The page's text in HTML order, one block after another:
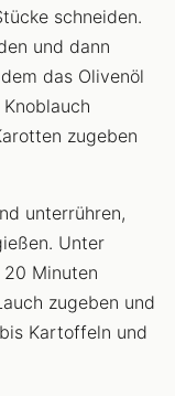
schneiden.
und dann
das Olivenöl
zugeben
unterrühren,
Unter
Minuten
zugeben und
Kartoffeln und